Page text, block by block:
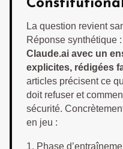
La question revient
Réponse synthétique :
Claude.ai avec un
explicites, rédigées
articles précisent ce
doit refuser et
sécurité.
en jeu :
Phase